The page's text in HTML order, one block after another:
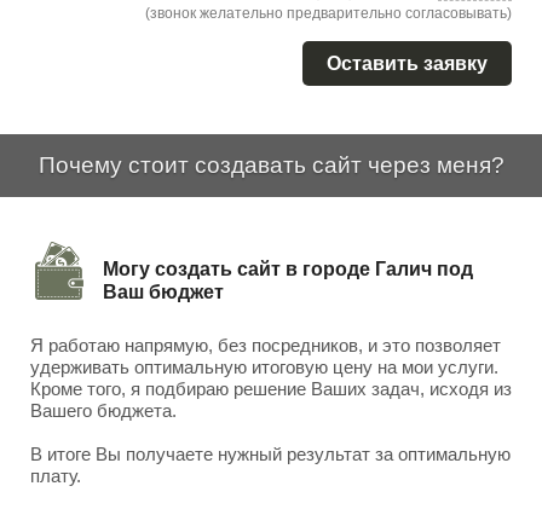
(звонок желательно предварительно согласовывать)
Оставить заявку
Почему стоит создавать сайт через меня?
Могу создать сайт в городе Галич под
Ваш бюджет
Я работаю напрямую, без посредников, и это позволяет
удерживать оптимальную итоговую цену на мои услуги.
Кроме того, я подбираю решение Ваших задач, исходя из
Вашего бюджета.
В итоге Вы получаете нужный результат за оптимальную
плату.